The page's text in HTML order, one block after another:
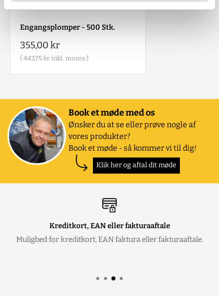
Engangsplomper - 500 Stk.
Salgspris
355,00 kr
( 443,75 kr inkl. moms )
Book et møde med os
Ønsker du at se eller prøve nogle af
vores produkter?
Book et møde - så kommer vi til dig!
Klik her og aftal dit møde
Kreditkort, EAN eller fakturaaftale
Mulighed for kreditkort, EAN faktura eller fakturaaftale.